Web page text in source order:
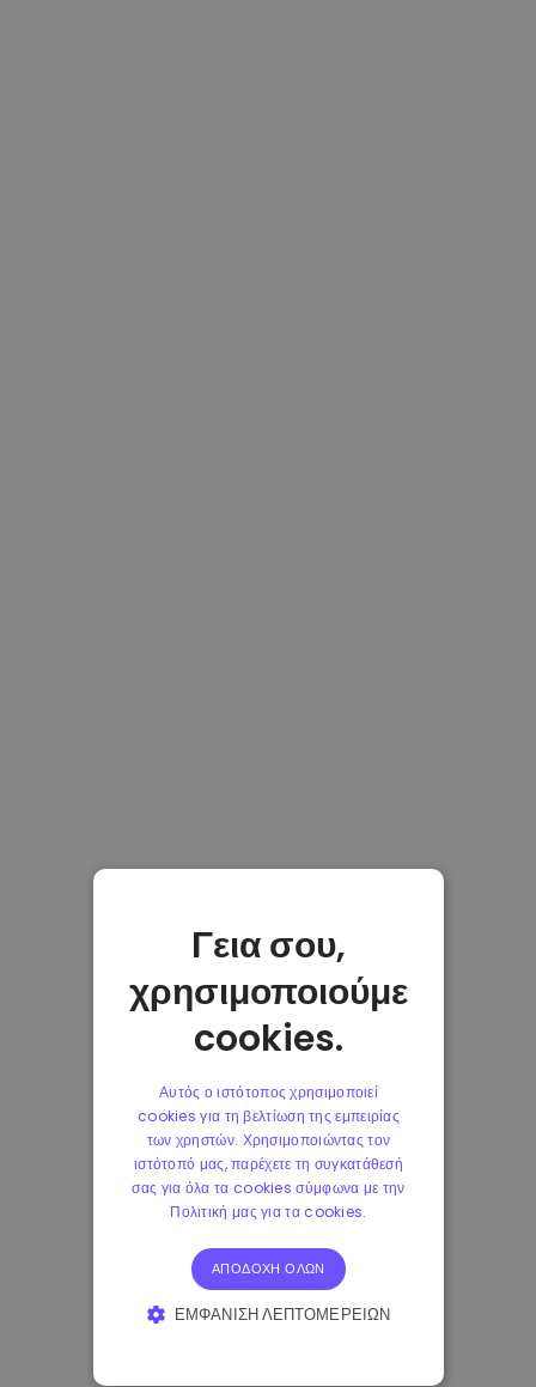
Γεια σου,
χρησιμοποιούμε
cookies.
Αυτός ο ιστότοπος χρησιμοποιεί
cookies για τη βελτίωση της εμπειρίας
των χρηστών. Χρησιμοποιώντας τον
ιστότοπό μας, παρέχετε τη συγκατάθεσή
σας για όλα τα cookies σύμφωνα με την
Πολιτική μας για τα cookies.
ΑΠΟΔΟΧΉ ΌΛΩΝ
ΕΜΦΆΝΙΣΗ ΛΕΠΤΟΜΕΡΕΙΏΝ